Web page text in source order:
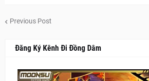
Previous Post
Đăng Ký Kênh Đi Đồng Dâm